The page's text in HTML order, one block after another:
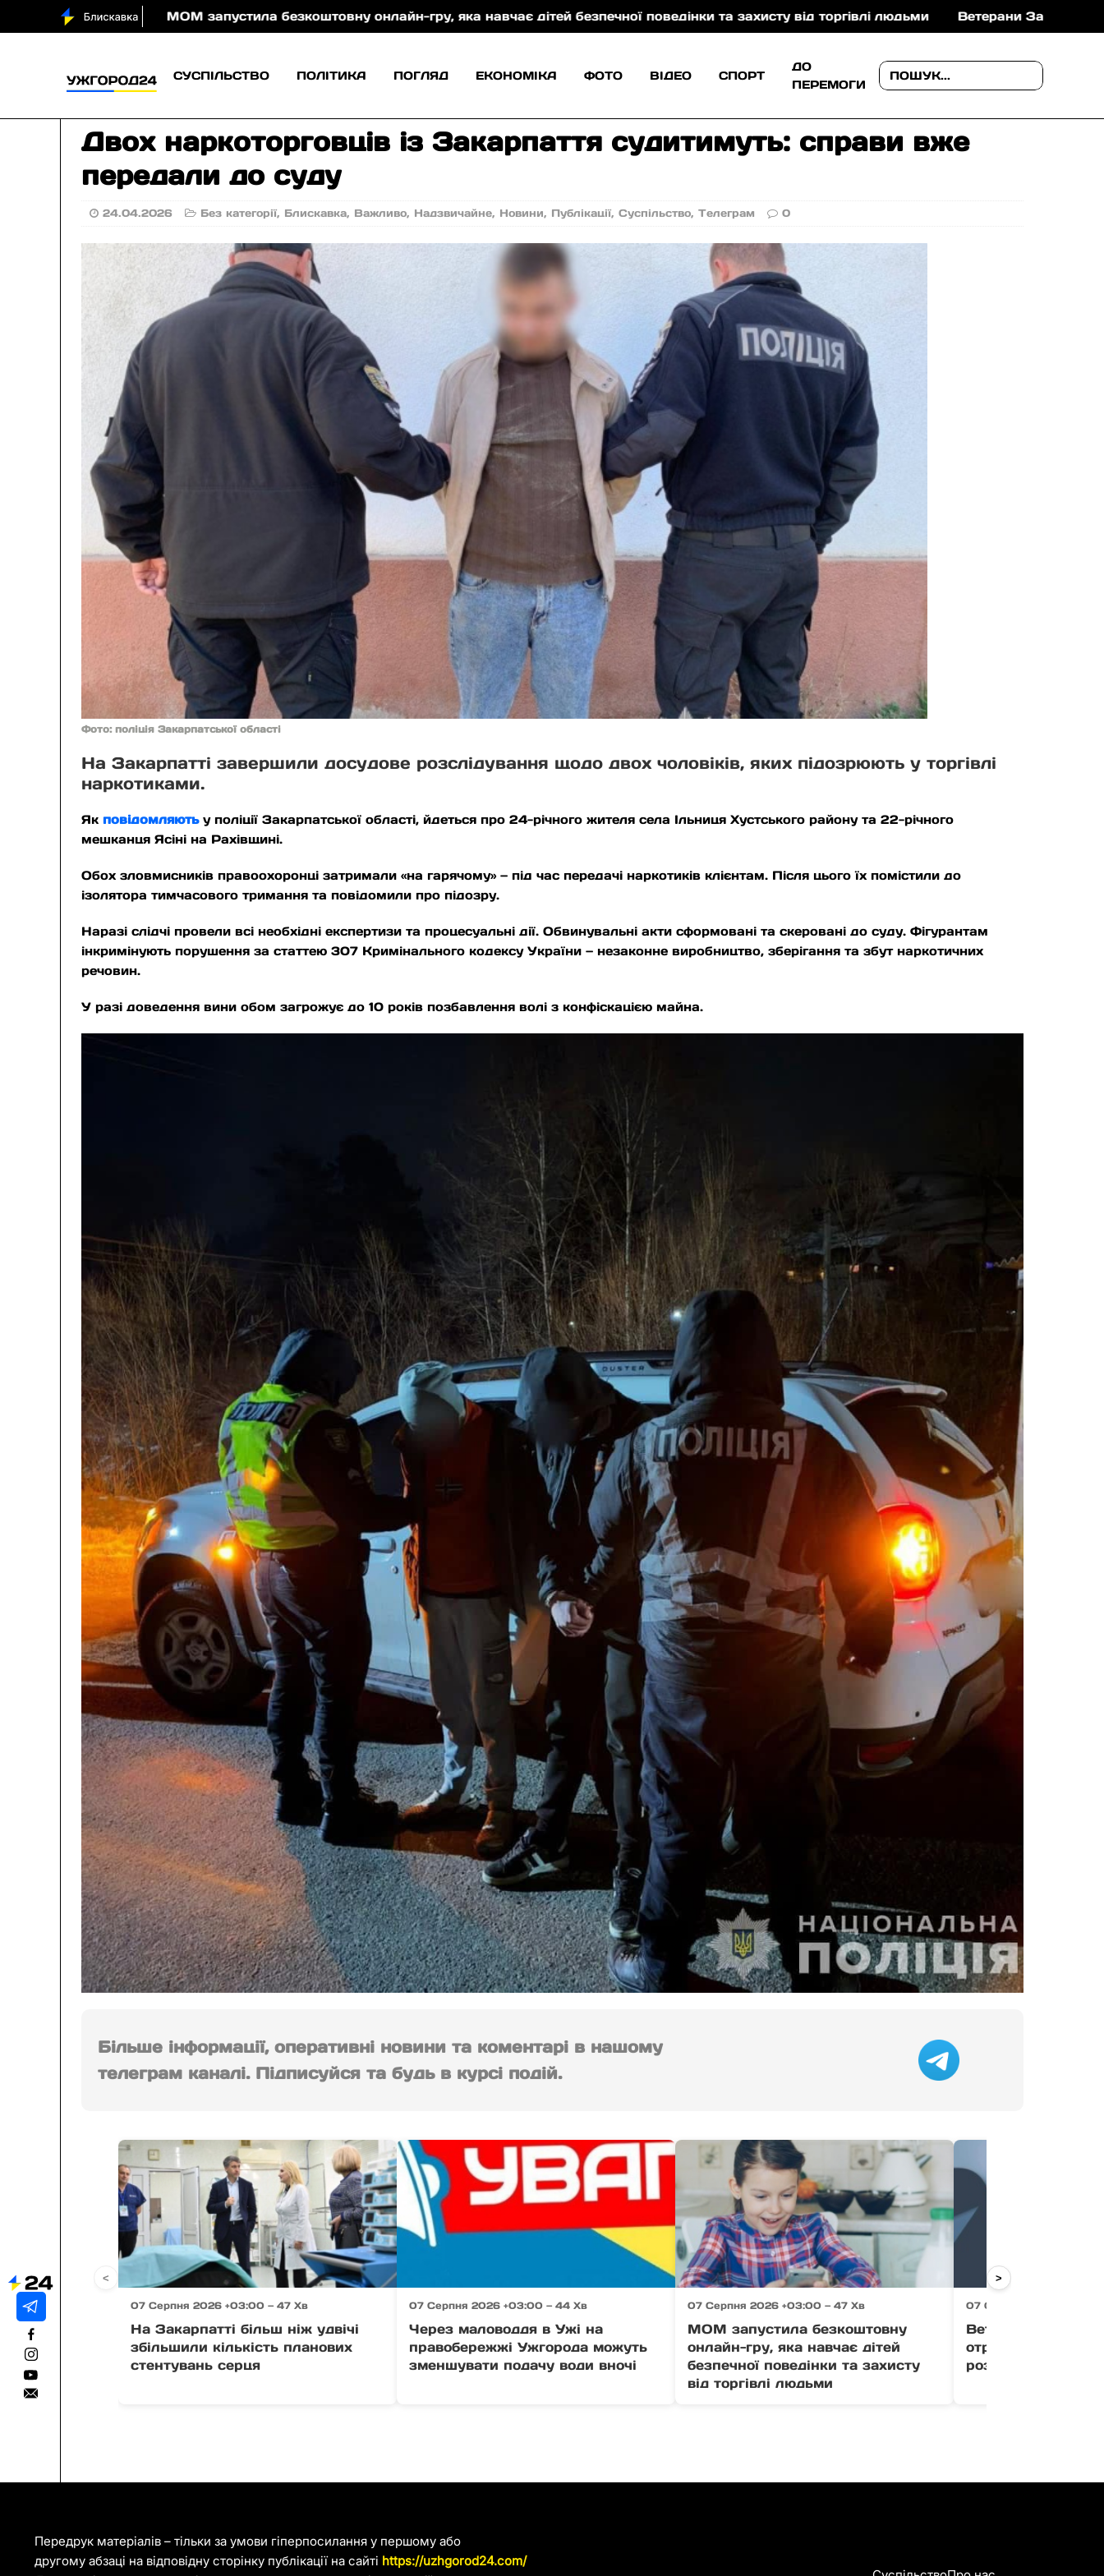
МОМ запустила безкоштовну онлайн-гру, яка навчає дітей безпечної поведінки та захисту від торгівлі людьми Ветерани Закарпаття можуть отримати
СУСПІЛЬСТВО ПОЛІТИКА ПОГЛЯД ЕКОНОМІКА ФОТО ВІДЕО СПОРТ
ДО
ПЕРЕМОГИ
Двох наркоторговців із Закарпаття судитимуть: справи вже
передали до суду
24.04.2026 Без категорії, Блискавка, Важливо, Надзвичайне, Новини, Публікації,Суспільство,Телеграм 0
Фото: поліція Закарпатської області
На Закарпатті завершили досудове розслідування щодо двох чоловіків, яких підозрюють у торгівлі
наркотиками.
Якповідомляютьу поліції Закарпатської області, йдеться про 24-річного жителя села Ільниця Хустського району та 22-річного
мешканця Ясіні на Рахівщині.
Обох зловмисників правоохоронці затримали «на гарячому» — під час передачі наркотиків клієнтам. Після цього їх помістили до
ізолятора тимчасового тримання та повідомили про підозру.
Наразі слідчі провели всі необхідні експертизи та процесуальні дії. Обвинувальні акти сформовані та скеровані до суду. Фігурантам
інкримінують порушення за статтею 307 Кримінального кодексу України — незаконне виробництво, зберігання та збут наркотичних
речовин.
У разі доведення вини обом загрожує до 10 років позбавлення волі з конфіскацією майна.
Більше інформації, оперативні новини та коментарі в нашому
телеграм каналі. Підписуйся та будь в курсі подій.
07 Серпня 2026 +03:00 — 47 Хв
На Закарпатті більш ніж удвічі
збільшили кількість планових
стентувань серця
07 Серпня 2026 +03:00 — 44 Хв
Через маловоддя в Ужі на
правобережжі Ужгорода можуть
зменшувати подачу води вночі
07 Серпня 2026 +03:00 — 47 Хв
МОМ запустила безкоштовну
онлайн-гру, яка навчає дітей
безпечної поведінки та захисту
від торгівлі людьми
07 Серпня 2026 +03:00
Ветерани
отримати до 1 млн
розвиток бізнесу
< >
Передрук матеріалів – тільки за умови гіперпосилання у першому або
другому абзаці на відповідну сторінку публікації на сайті https://uzhgorod24.com/